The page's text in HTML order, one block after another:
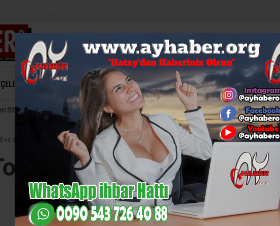
47,18
%0,04
53,92 %-0,116,085 %-0,12
BİST
14,133 %1,09$64.647
%0,44
EKONOMI GÜNCEL
KÜLTÜR-
SANAT
MAGAZIN SAĞLIK SIYASET
İskenderun’un Gurur Tablosu:
DOLAR: 47,18 EURO: 53,92
ve Sosyal Sermaye Rüzgarı Esecek
5.0 ve Sosyal